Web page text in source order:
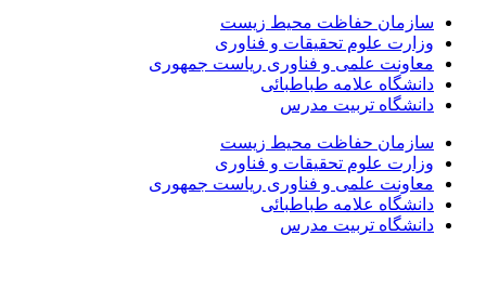
سازمان حفاظت محیط زیست
وزارت علوم تحقیقات و فناوری
معاونت علمی و فناوری ریاست جمهوری
دانشگاه علامه طباطبائی
دانشگاه تربیت مدرس
سازمان حفاظت محیط زیست
وزارت علوم تحقیقات و فناوری
معاونت علمی و فناوری ریاست جمهوری
دانشگاه علامه طباطبائی
دانشگاه تربیت مدرس